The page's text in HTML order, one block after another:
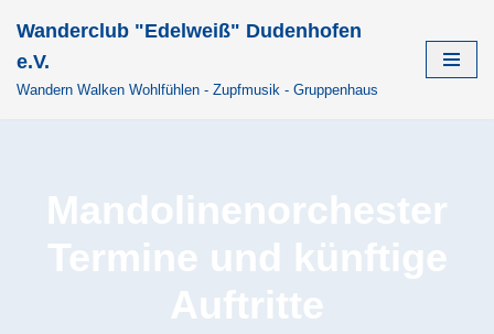
Zum
Inhalt
Wanderclub "Edelweiß" Dudenhofen
e.V.
Wandern Walken Wohlfühlen - Zupfmusik - Gruppenhaus
Mandolinenorchester
Termine und künftige
Auftritte